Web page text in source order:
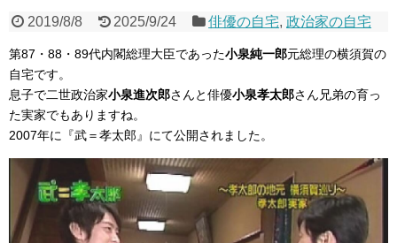
2019/8/8 2025/9/24 俳優の自宅,政治家の自宅
第87・88・89代内閣総理大臣であった小泉純一郎元総理の横須賀の
自宅です。
息子で二世政治家小泉進次郎さんと俳優小泉孝太郎さん兄弟の育っ
た実家でもありますね。
2007年に『武＝孝太郎』にて公開されました。